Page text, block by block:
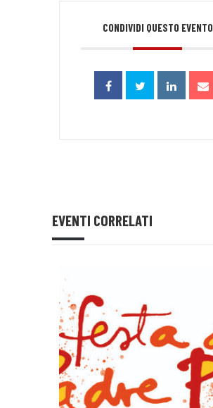
CONDIVIDI QUESTO EVENTO
EVENTI CORRELATI